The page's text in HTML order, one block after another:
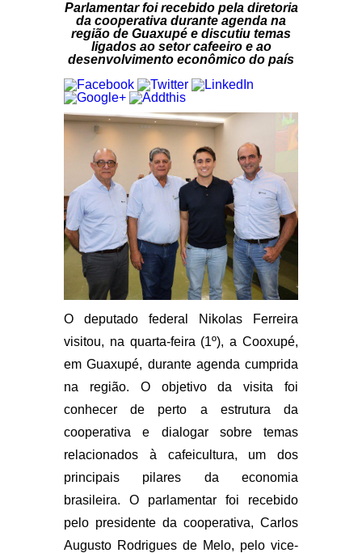
Parlamentar foi recebido pela diretoria
da cooperativa durante agenda na
região de Guaxupé e discutiu temas
ligados ao setor cafeeiro e ao
desenvolvimento econômico do país
O deputado federal Nikolas Ferreira
visitou, na quarta-feira (1º), a Cooxupé,
em Guaxupé, durante agenda cumprida
na região. O objetivo da visita foi
conhecer de perto a estrutura da
cooperativa e dialogar sobre temas
relacionados à cafeicultura, um dos
principais pilares da economia
brasileira. O parlamentar foi recebido
pelo presidente da cooperativa, Carlos
Augusto Rodrigues de Melo, pelo vice-